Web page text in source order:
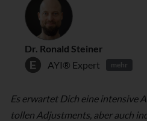
Dr. Ronald Steiner
AYI® Expert
mehr
Es erwartet Dich eine intensive
tollen Adjustments, aber auch